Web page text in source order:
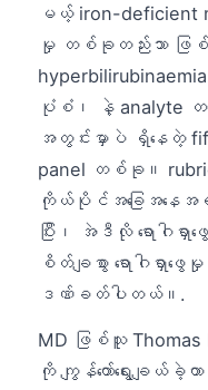
မယ့် iron-
မှု တစ်ခုတည်းသာ ဖြ
ပုံစံ၊ နဲ့ analyte တ
အတွင်းမှာပဲ ရှိနေတဲ့
panel တစ်ခု။
ကိုယ်ပိုင်အခြေအနေ
ပြီး၊ အဲဒီလို ရောဂါရှ
စိတ်ချစွာ ရောဂါရှာ
ဒဏ်ခတ်ပါတယ်။.
MD ဖြစ်သူ
ကို ကျွန်တော်ရွေးချယ်ခဲ့